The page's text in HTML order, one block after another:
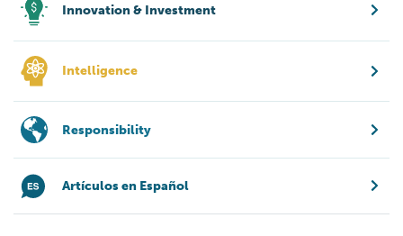
Innovation & Investment
Intelligence
Responsibility
Artículos en Español